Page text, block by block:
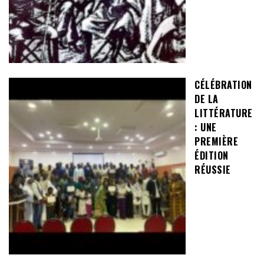
CÉLÉBRATION
DE LA
LITTÉRATURE
: UNE
PREMIÈRE
ÉDITION
RÉUSSIE